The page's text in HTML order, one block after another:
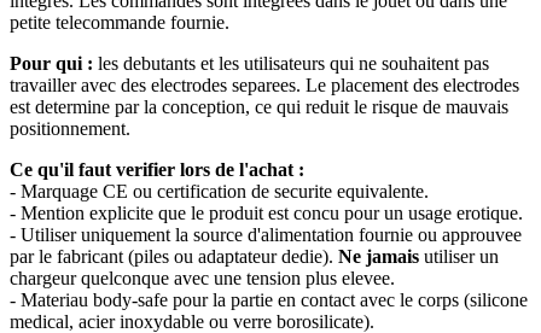
petite telecommande fournie.
Pour qui : les debutants et les utilisateurs qui ne souhaitent pas
travailler avec des electrodes separees. Le placement des electrodes
est determine par la conception, ce qui reduit le risque de mauvais
positionnement.
Ce qu'il faut verifier lors de l'achat :
- Marquage CE ou certification de securite equivalente.
- Mention explicite que le produit est concu pour un usage erotique.
- Utiliser uniquement la source d'alimentation fournie ou approuvee
par le fabricant (piles ou adaptateur dedie). Ne jamais utiliser un
chargeur quelconque avec une tension plus elevee.
- Materiau body-safe pour la partie en contact avec le corps (silicone
medical, acier inoxydable ou verre borosilicate).